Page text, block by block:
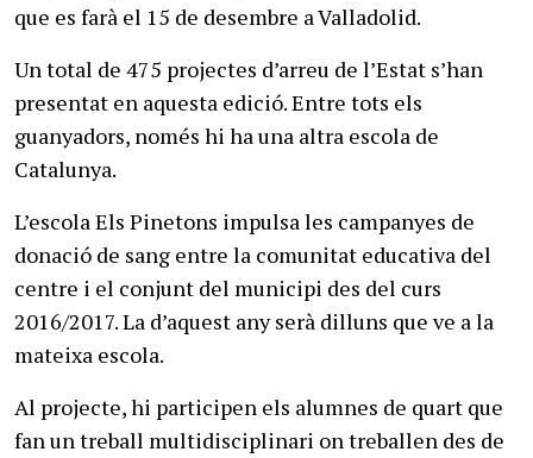
que es farà el 15 de desembre a Valladolid.
Un total de 475 projectes d’arreu de l’Estat s’han
presentat en aquesta edició. Entre tots els
guanyadors, només hi ha una altra escola de
Catalunya.
L’escola Els Pinetons impulsa les campanyes de
donació de sang entre la comunitat educativa del
centre i el conjunt del municipi des del curs
2016/2017. La d’aquest any serà dilluns que ve a la
mateixa escola.
Al projecte, hi participen els alumnes de quart que
fan un treball multidisciplinari on treballen des de